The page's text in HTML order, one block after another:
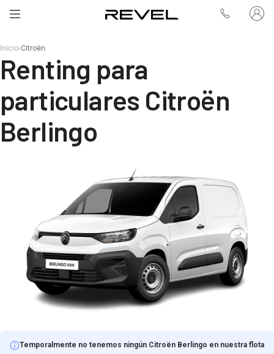
Inicio›Citroën
Renting para
particulares Citroën
Berlingo
Temporalmente no tenemos ningún Citroën Berlingo en nuestra flota